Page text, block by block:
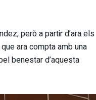
però a partir d’ara els
ara compta amb una
benestar d’aquesta